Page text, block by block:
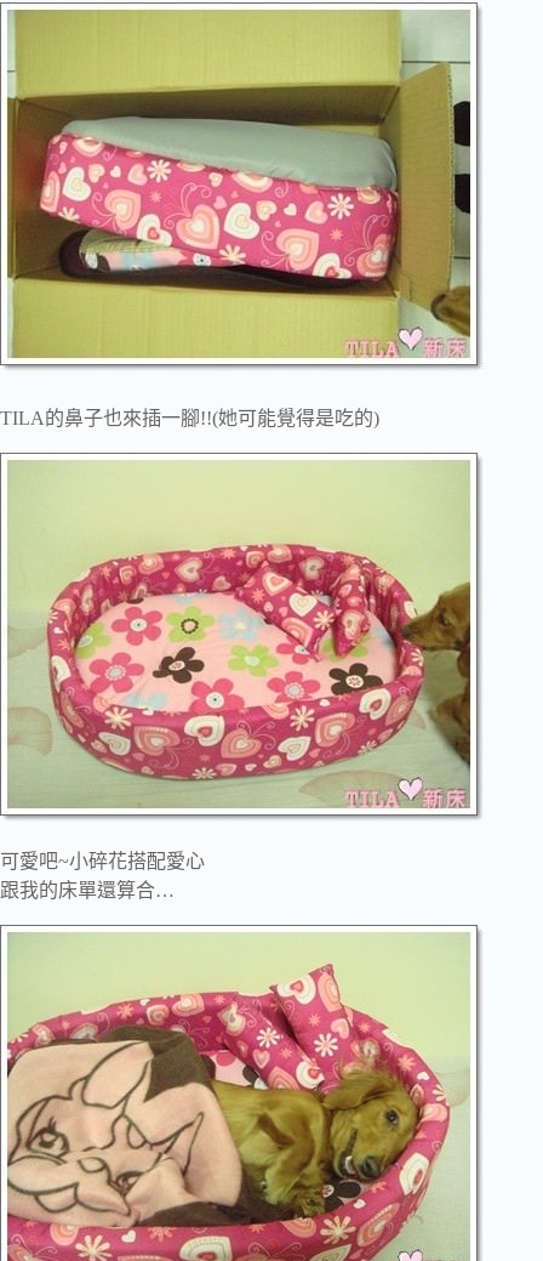
TILA的鼻子也來插一腳!!(她可能覺得是吃的)
可愛吧~小碎花搭配愛心
跟我的床單還算合…